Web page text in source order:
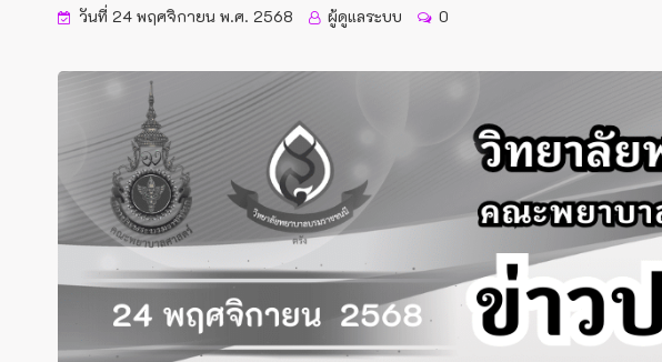
วันที่ 24 พฤศจิกายน พ.ศ. 2568 ผู้ดูแลระบบ 0